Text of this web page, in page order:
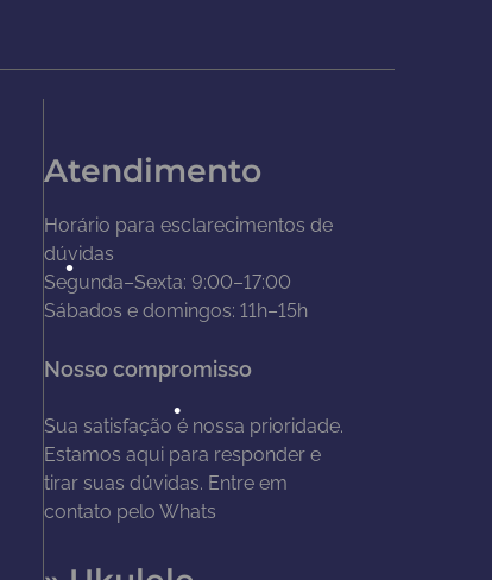
Atendimento
Horário para esclarecimentos de
dúvidas
Segunda–Sexta: 9:00–17:00
Sábados e domingos: 11h–15h
Nosso compromisso
Sua satisfação é nossa prioridade.
Estamos aqui para responder e
tirar suas dúvidas. Entre em
contato pelo Whats